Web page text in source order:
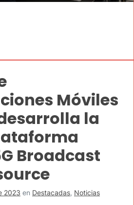
Móviles
la
Broadcast
2023 en Destacadas, Noticias